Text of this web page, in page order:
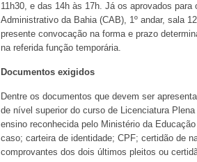
11h30, e das 14h às 17h. Já os aprovados
Administrativo da Bahia (CAB), 1º andar, sala
presente convocação na forma e prazo
na referida função temporária.
Documentos exigidos
Dentre os documentos que devem ser
de nível superior do curso de Licenciatura
ensino reconhecida pelo Ministério da
caso; carteira de identidade; CPF; certidão de
comprovantes dos dois últimos pleitos ou